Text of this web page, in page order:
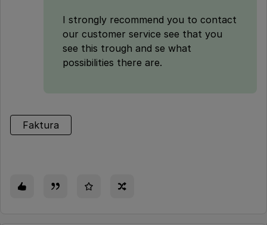
I strongly recommend you to contact
our customer service see that you
see this trough and se what
possibilities there are.
Faktura